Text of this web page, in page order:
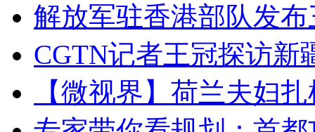
解放军驻香港部队发
CGTN记者王冠探访新
【微视界】荷兰夫妇